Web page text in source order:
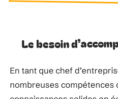
Le besoin
En tant que chef
nombreuses compétences